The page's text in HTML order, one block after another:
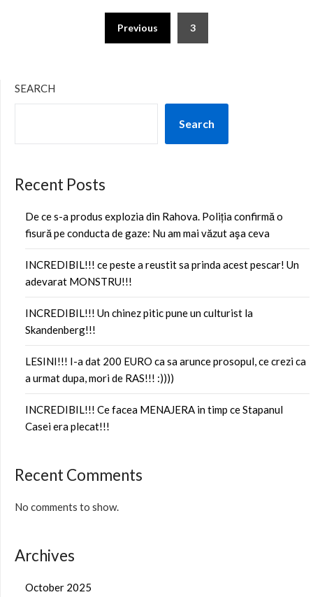
Previous 3
SEARCH
Search
Recent Posts
De ce s-a produs explozia din Rahova. Poliția confirmă o
fisură pe conducta de gaze: Nu am mai văzut aşa ceva
INCREDIBIL!!! ce peste a reustit sa prinda acest pescar! Un
adevarat MONSTRU!!!
INCREDIBIL!!! Un chinez pitic pune un culturist la
Skandenberg!!!
LESINI!!! I-a dat 200 EURO ca sa arunce prosopul, ce crezi ca
a urmat dupa, mori de RAS!!! :))))
INCREDIBIL!!! Ce facea MENAJERA in timp ce Stapanul
Casei era plecat!!!
Recent Comments
No comments to show.
Archives
October 2025